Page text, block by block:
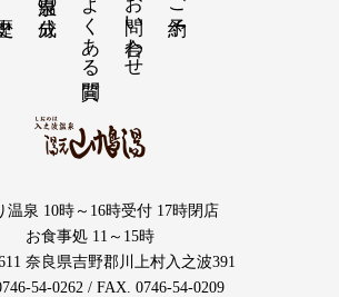
お問い合わせ
よくある質問
温泉 10時～16時受付 17時閉店
お食事処 11～15時
奈良県吉野郡川上村入之波391
54-0262 / FAX. 0746-54-0209